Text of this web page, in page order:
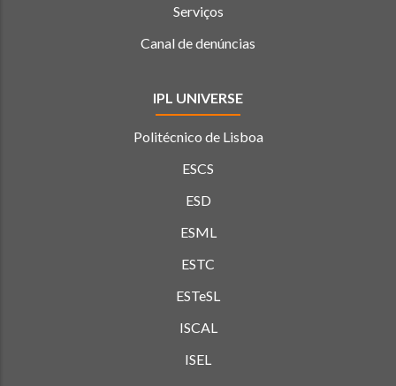
Serviços
Canal de denúncias
IPL UNIVERSE
Politécnico de Lisboa
ESCS
ESD
ESML
ESTC
ESTeSL
ISCAL
ISEL